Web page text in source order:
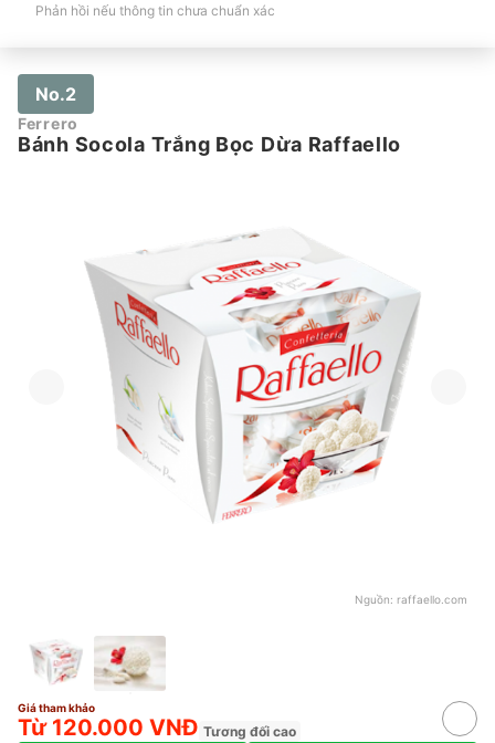
Phản hồi nếu thông tin chưa chuẩn xác
No.2
Ferrero
Bánh Socola Trắng Bọc Dừa Raffaello
Nguồn: raffaello.com
Giá tham khảo
Từ 120.000 VNĐ Tương đối cao